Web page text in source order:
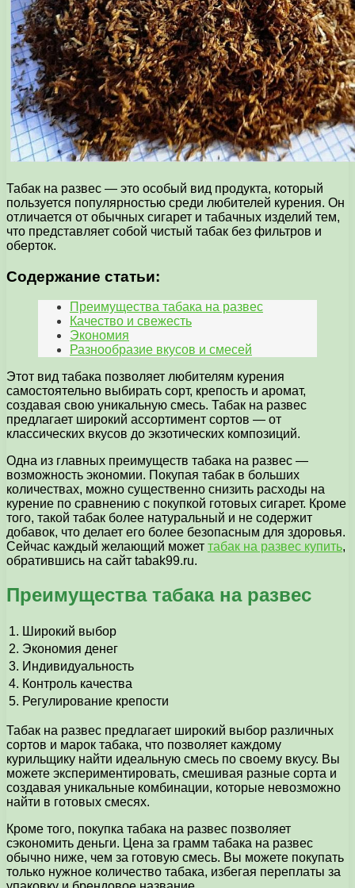
Табак на развес — это особый вид продукта, который
пользуется популярностью среди любителей курения. Он
отличается от обычных сигарет и табачных изделий тем,
что представляет собой чистый табак без фильтров и
оберток.
Содержание статьи:
Преимущества табака на развес
Качество и свежесть
Экономия
Разнообразие вкусов и смесей
Этот вид табака позволяет любителям курения
самостоятельно выбирать сорт, крепость и аромат,
создавая свою уникальную смесь. Табак на развес
предлагает широкий ассортимент сортов — от
классических вкусов до экзотических композиций.
Одна из главных преимуществ табака на развес —
возможность экономии. Покупая табак в больших
количествах, можно существенно снизить расходы на
курение по сравнению с покупкой готовых сигарет. Кроме
того, такой табак более натуральный и не содержит
добавок, что делает его более безопасным для здоровья.
Сейчас каждый желающий может табак на развес купить,
обратившись на сайт tabak99.ru.
Преимущества табака на развес
1. Широкий выбор
2. Экономия денег
3. Индивидуальность
4. Контроль качества
5. Регулирование крепости
Табак на развес предлагает широкий выбор различных
сортов и марок табака, что позволяет каждому
курильщику найти идеальную смесь по своему вкусу. Вы
можете экспериментировать, смешивая разные сорта и
создавая уникальные комбинации, которые невозможно
найти в готовых смесях.
Кроме того, покупка табака на развес позволяет
сэкономить деньги. Цена за грамм табака на развес
обычно ниже, чем за готовую смесь. Вы можете покупать
только нужное количество табака, избегая переплаты за